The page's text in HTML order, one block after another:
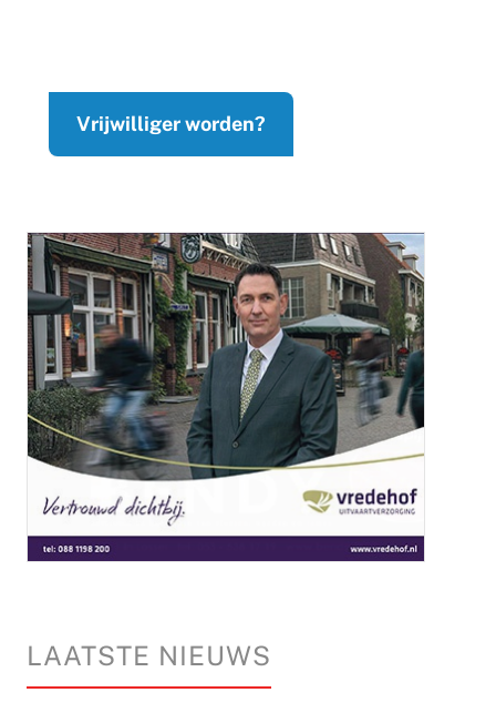
Vrijwilliger worden?
LAATSTE NIEUWS